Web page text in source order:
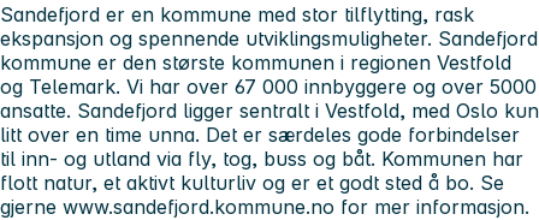
Sandefjord er en kommune med stor tilflytting, rask
ekspansjon og spennende utviklingsmuligheter. Sandefjord
kommune er den største kommunen i regionen Vestfold
og Telemark. Vi har over 67 000 innbyggere og over 5000
ansatte. Sandefjord ligger sentralt i Vestfold, med Oslo kun
litt over en time unna. Det er særdeles gode forbindelser
til inn- og utland via fly, tog, buss og båt. Kommunen har
flott natur, et aktivt kulturliv og er et godt sted å bo. Se
gjerne www.sandefjord.kommune.no for mer informasjon.